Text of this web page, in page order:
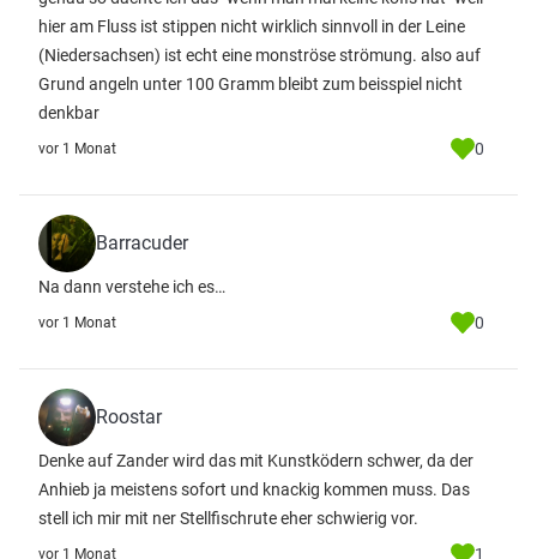
hier am Fluss ist stippen nicht wirklich sinnvoll in der Leine
(Niedersachsen) ist echt eine monströse strömung. also auf
Grund angeln unter 100 Gramm bleibt zum beisspiel nicht
denkbar
vor 1 Monat 0
Barracuder
Na dann verstehe ich es…
vor 1 Monat 0
Roostar
Denke auf Zander wird das mit Kunstködern schwer, da der
Anhieb ja meistens sofort und knackig kommen muss. Das
stell ich mir mit ner Stellfischrute eher schwierig vor.
vor 1 Monat 1